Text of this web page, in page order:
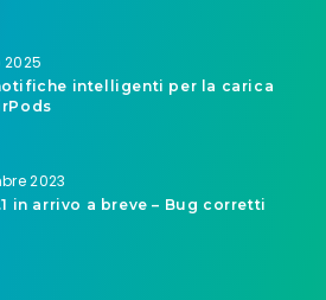
2025
intelligenti per la carica
2023
in arrivo a breve – Bug corretti